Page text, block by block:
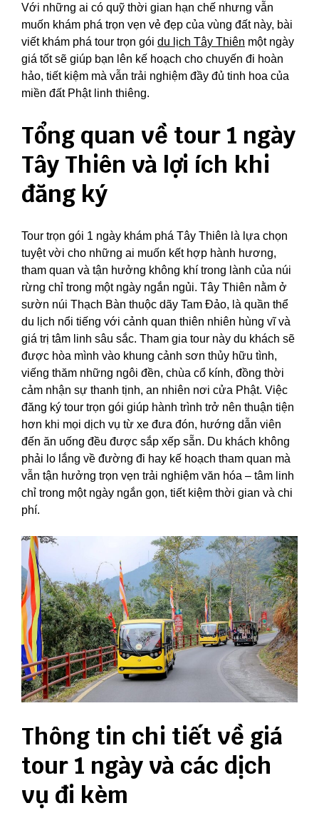
Với những ai có quỹ thời gian hạn chế nhưng vẫn
muốn khám phá trọn vẹn vẻ đẹp của vùng đất này, bài
viết khám phá tour trọn gói du lịch Tây Thiên một ngày
giá tốt sẽ giúp bạn lên kế hoạch cho chuyến đi hoàn
hảo, tiết kiệm mà vẫn trải nghiệm đầy đủ tinh hoa của
miền đất Phật linh thiêng.
Tổng quan về tour 1 ngày
Tây Thiên và lợi ích khi
đăng ký
Tour trọn gói 1 ngày khám phá Tây Thiên là lựa chọn
tuyệt vời cho những ai muốn kết hợp hành hương,
tham quan và tận hưởng không khí trong lành của núi
rừng chỉ trong một ngày ngắn ngủi. Tây Thiên nằm ở
sườn núi Thạch Bàn thuộc dãy Tam Đảo, là quần thể
du lịch nổi tiếng với cảnh quan thiên nhiên hùng vĩ và
giá trị tâm linh sâu sắc. Tham gia tour này du khách sẽ
được hòa mình vào khung cảnh sơn thủy hữu tình,
viếng thăm những ngôi đền, chùa cổ kính, đồng thời
cảm nhận sự thanh tịnh, an nhiên nơi cửa Phật. Việc
đăng ký tour trọn gói giúp hành trình trở nên thuận tiện
hơn khi mọi dịch vụ từ xe đưa đón, hướng dẫn viên
đến ăn uống đều được sắp xếp sẵn. Du khách không
phải lo lắng về đường đi hay kế hoạch tham quan mà
vẫn tận hưởng trọn vẹn trải nghiệm văn hóa – tâm linh
chỉ trong một ngày ngắn gọn, tiết kiệm thời gian và chi
phí.
Thông tin chi tiết về giá
tour 1 ngày và các dịch
vụ đi kèm